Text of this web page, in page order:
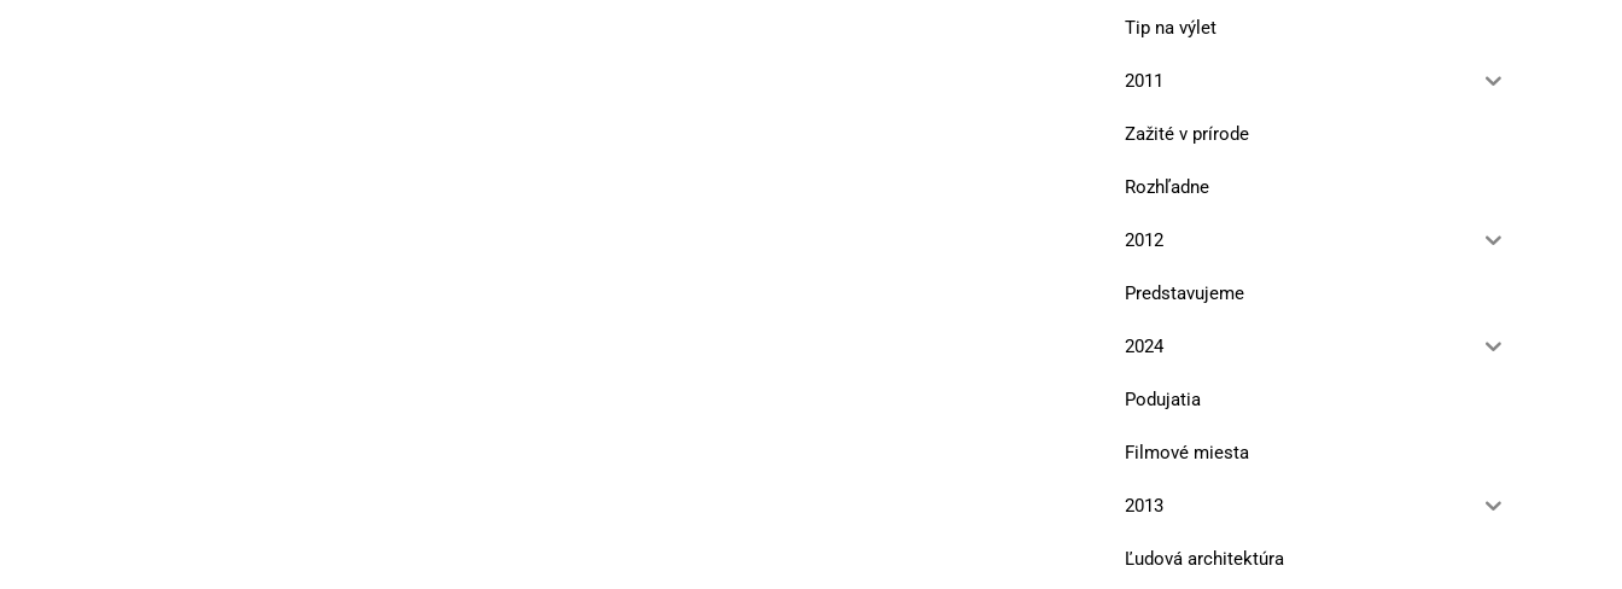
Tip na výlet
2011
Zažité v prírode
Rozhľadne
2012
Predstavujeme
2024
Podujatia
Filmové miesta
2013
Ľudová architektúra